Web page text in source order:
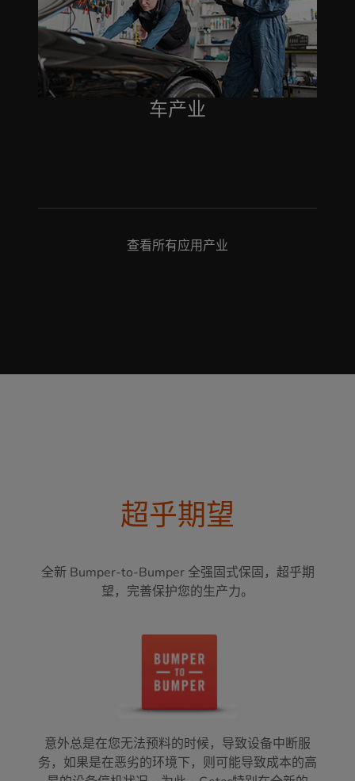
车产业
查看所有应用产业
超​​乎期望
全新 Bumper-to-Bumper 全强固式保固，超乎期
望，完善保护您的生产力。
意外总是在您无法预料的时候，导致设备中断服
务，如果是在恶劣的环境下，则可能导致成本的高